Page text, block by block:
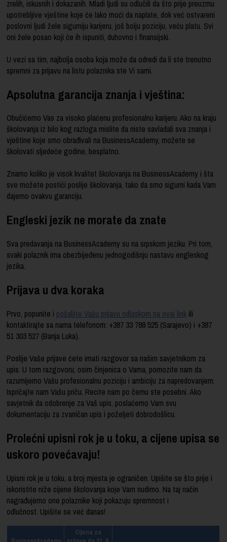
zrelih, iskusnih i dokazanih. Mladi ljudi su odlučili da što prije preuzmu
upotrebljive vještine koje će lako moći da naplate, dok već ostvareni
poslovni ljudi žele sigurniju karijeru, još bolju poziciju, veću platu. Svi
oni žele posao koji će ih ispuniti, duhovno i finansijski.
U vezi sa tim, najbolja osoba koja može da odredi da li ste trenutno
spremni za prijavu na listu polaznika ste Vi sami.
Apsolutna garancija znanja i vještina:
Obučićemo Vas za visoko plaćenu profesionalnu karijeru. Ako na kraju
školovanja iz bilo kog razloga mislite da niste savladali sva znanja i
vještine koje smo obrađivali na BusinessAcademy, možete se
školovati sljedeće godine, besplatno.
Znamo koliko je visok kvalitet školovanja na BusinessAcademy i šta
sve možete postići poslije školovanja, tako da smo sigurni kada Vam
dajemo ovakvu garanciju.
Engleski jezik ne morate da znate
Sva predavanja na BusinessAcademy su na srpskom jeziku. Pri tom,
svaki polaznik ima obezbijeđenu jednogodišnju nastavu engleskog
jezika.
Prijava u dva koraka
Prvo, popunite i pošaljite Vašu prijavu odlaskom na ovaj link ili
kontaktirajte sa nama telefonom: +387 33 788 525 (Sarajevo) i +387
51 303 527 (Banja Luka).
Poslije Vaše prijave ćete imati razgovor sa našim savjetnikom za
upis. U tom razgovoru, osim činjenica o Vama, pomozite nam da
razumijemo Vašu profesionalnu poziciju i ambiciju za napredovanjem.
Ispričajte nam Vašu priču. Recite nam po čemu ste posebni. Ako
savjetnik da odobrenje za Vaš upis, poslaćemo Vam svu
dokumentaciju za zvaničan upis i poželjeti dobrodošlicu.
Prolećni upisni rok je u toku, a cijene upisa se
uskoro povećavaju!
Upisni rok je u toku, a broj mjesta je ograničen. Upišite se što prije i
iskoristite niže cijene školovanja koje Vam nudimo. Na taj način
nagrađujemo one polaznike koji pokazuju spremnost i
odlučnost. Upišite se već danas!
Cijena za